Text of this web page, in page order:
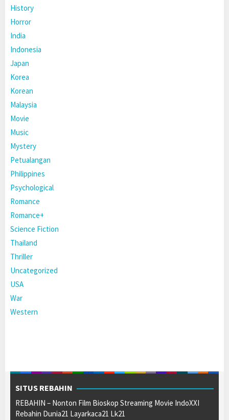
History
Horror
India
Indonesia
Japan
Korea
Korean
Malaysia
Movie
Music
Mystery
Petualangan
Philippines
Psychological
Romance
Romance+
Science Fiction
Thailand
Thriller
Uncategorized
USA
War
Western
SITUS REBAHIN
REBAHIN – Nonton Film Bioskop Streaming Movie IndoXXI
Rebahin Dunia21 Layarkaca21 Lk21